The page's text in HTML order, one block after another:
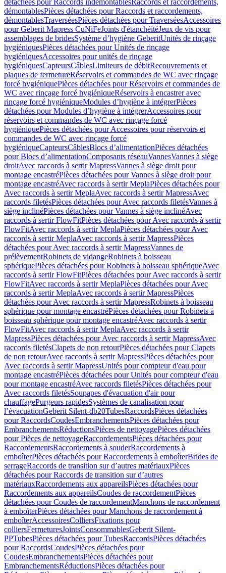
détachées pour Raccords indémontablesRaccords et raccordements,
démontablesPièces détachées pour Raccords et raccordements,
démontablesTraverséesPièces détachées pour TraverséesAccessoires
pour Geberit Mapress CuNiFeJoints d'étanchéitéJeux de vis pour
assemblages de bridesSystème d’hygiène GeberitUnités de rinçage
hygiéniquesPièces détachées pour Unités de rinçage
hygiéniquesAccessoires pour unités de rinçage
hygiéniquesCapteursCâblesLimiteurs de débitRecouvrements et
plaques de fermetureRéservoirs et commandes de WC avec rinçage
forcé hygiéniquePièces détachées pour Réservoirs et commandes de
WC avec rinçage forcé hygiéniqueRéservoirs à encastrer avec
rinçage forcé hygiéniqueModules d’hygiène à intégrerPièces
détachées pour Modules d’hygiène à intégrerAccessoires pour
réservoirs et commandes de WC avec rinçage forcé
hygiéniquePièces détachées pour Accessoires pour réservoirs et
commandes de WC avec rinçage forcé
hygiéniqueCapteursCâblesBlocs d’alimentationPièces détachées
pour Blocs d’alimentationComposants réseauVannesVannes à siège
droitAvec raccords à sertir MapressVannes à siège droit pour
montage encastréPièces détachées pour Vannes à siège droit pour
montage encastréAvec raccords à sertir MeplaPièces détachées pour
Avec raccords à sertir MeplaAvec raccords à sertir MapressAvec
raccords filetésPièces détachées pour Avec raccords filetésVannes à
siège inclinéPièces détachées pour Vannes à siège inclinéAvec
raccords à sertir FlowFitPièces détachées pour Avec raccords à sertir
FlowFitAvec raccords à sertir MeplaPièces détachées pour Avec
raccords à sertir MeplaAvec raccords à sertir MapressPièces
détachées pour Avec raccords à sertir MapressVannes de
prélèvementRobinets de vidangeRobinets à boisseau
sphériquePièces détachées pour Robinets à boisseau sphériqueAvec
raccords à sertir FlowFitPièces détachées pour Avec raccords à sertir
FlowFitAvec raccords à sertir MeplaPièces détachées pour Avec
raccords à sertir MeplaAvec raccords à sertir MapressPièces
détachées pour Avec raccords à sertir MapressRobinets à boisseau
sphérique pour montage encastréPièces détachées pour Robinets à
boisseau sphérique pour montage encastréAvec raccords à sertir
FlowFitAvec raccords à sertir MeplaAvec raccords à sertir
MapressPièces détachées pour Avec raccords à sertir MapressAvec
raccords filetésClapets de non retourPièces détachées pour Clapets
de non retourAvec raccords à sertir MapressPièces détachées pour
Avec raccords à sertir MapressUnités pour compteur d'eau pour
montage encastréPièces détachées pour Unités pour compteur d'eau
pour montage encastréAvec raccords filetésPièces détachées pour
Avec raccords filetésSoupapes d'évacuation d'air pour
chauffagePurgeurs rapidesSystèmes de canalisation pour
l’évacuationGeberit Silent-db20TubesRaccordsPièces détachées
pour RaccordsCoudesEmbranchementsPièces détachées pour
EmbranchementsRéductionsPièces de nettoyagePièces détachées
pour Pièces de nettoyageRaccordementsPièces détachées pour
RaccordementsRaccordements à souderRaccordements à
emboîterPièces détachées pour Raccordements à emboîterBrides de
serrageRaccords de transition sur d’autres matériauxPièces
détachées pour Raccords de transition sur d’autres
matériauxRaccordements aux appareilsPièces détachées pour
Raccordements aux appareilsCoudes de raccordementPièces
détachées pour Coudes de raccordementManchons de raccordement
à emboîterPièces détachées pour Manchons de raccordement à
emboîterAccessoiresColliersFixations pour
colliersFermeturesJointsConsommablesGeberit Silent-
PPTubesPièces détachées pour TubesRaccordsPièces détachées
pour RaccordsCoudesPièces détachées pour
CoudesEmbranchementsPièces détachées pour
EmbranchementsRéductionsPièces détachées pour